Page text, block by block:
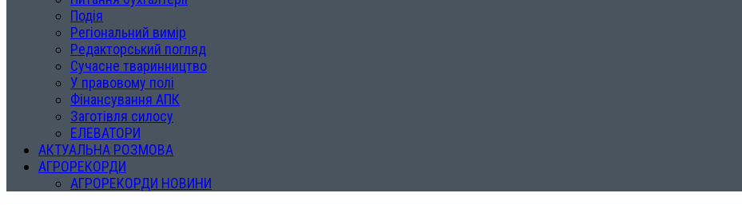
Подія
Регіональний вимір
Редакторський погляд
Сучасне тваринництво
У правовому полі
Фінансування АПК
Заготівля силосу
ЕЛЕВАТОРИ
АКТУАЛЬНА РОЗМОВА
АГРОРЕКОРДИ
АГРОРЕКОРДИ НОВИНИ